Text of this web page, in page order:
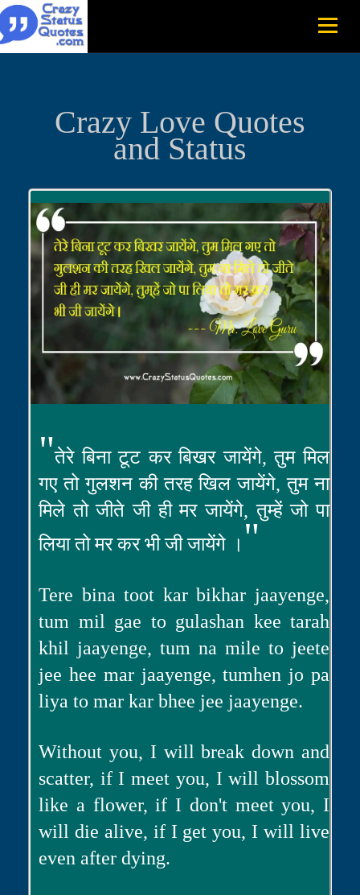
Crazy Love Quotes
and Status
"तेरे बिना टूट कर बिखर जायेंगे, तुम मिल
गए तो गुलशन की तरह खिल जायेंगे, तुम ना
मिले तो जीते जी ही मर जायेंगे, तुम्हें जो पा
लिया तो मर कर भी जी जायेंगे । "
Tere bina toot kar bikhar jaayenge,
tum mil gae to gulashan kee tarah
khil jaayenge, tum na mile to jeete
jee hee mar jaayenge, tumhen jo pa
liya to mar kar bhee jee jaayenge.
Without you, I will break down and
scatter, if I meet you, I will blossom
like a flower, if I don't meet you, I
will die alive, if I get you, I will live
even after dying.